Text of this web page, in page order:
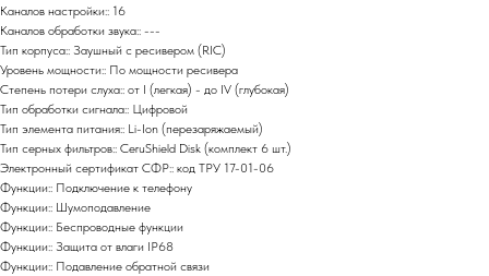
Каналов настройки:: 16
Каналов обработки звука:: ---
Тип корпуса:: Заушный c ресивером (RIC)
Уровень мощности:: По мощности ресивера
Степень потери слуха:: от I (легкая) - до IV (глубокая)
Тип обработки сигнала:: Цифровой
Тип элемента питания:: Li-Ion (перезаряжаемый)
Тип серных фильтров:: CeruShield Disk (комплект 6 шт.)
Электронный сертификат СФР:: код ТРУ 17-01-06
Функции:: Подключение к телефону
Функции:: Шумоподавление
Функции:: Беспроводные функции
Функции:: Защита от влаги IP68
Функции:: Подавление обратной связи